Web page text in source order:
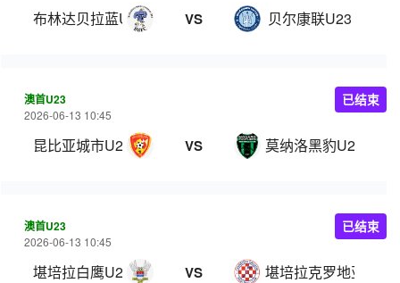
布林达贝拉蓝U23 VS 贝尔康联U23
澳首U23
2026-06-13 10:45
昆比亚城市U23 VS 莫纳洛黑豹U23
已结束
澳首U23
2026-06-13 10:45
堪培拉白鹰U23 VS 堪培拉克罗地亚U23
已结束